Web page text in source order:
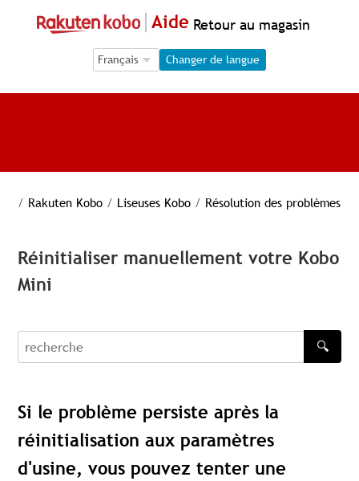
Aide Retour au magasin
Language Selection
Language Selection
Changer de langue
/ Rakuten Kobo / Liseuses Kobo / Résolution des problèmes
Réinitialiser manuellement votre Kobo
Mini
recherche
🔍
Si le problème persiste après la
réinitialisation aux paramètres
d'usine, vous pouvez tenter une